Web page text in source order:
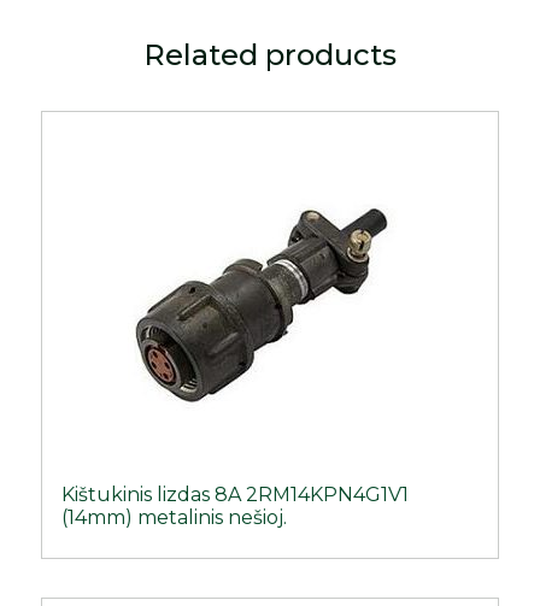
Related products
Kištukinis lizdas 8A 2RM14KPN4G1V1
(14mm) metalinis nešioj.